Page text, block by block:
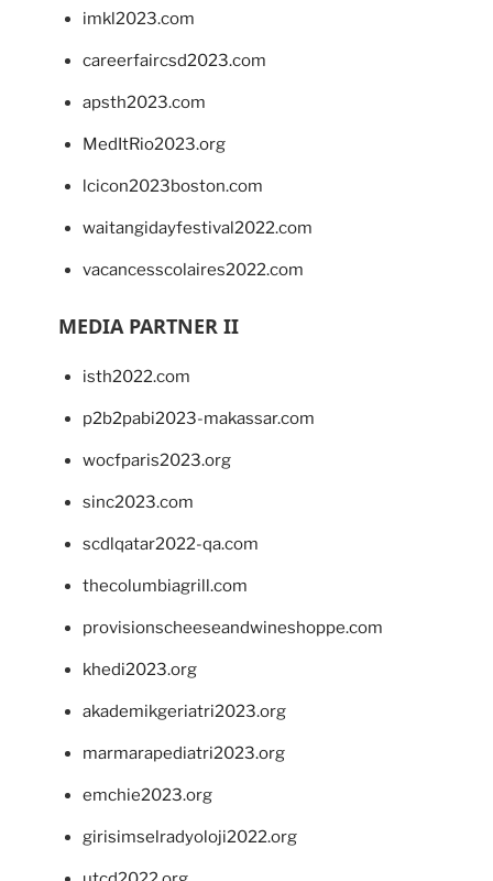
imkl2023.com
careerfaircsd2023.com
apsth2023.com
MedItRio2023.org
lcicon2023boston.com
waitangidayfestival2022.com
vacancesscolaires2022.com
MEDIA PARTNER II
isth2022.com
p2b2pabi2023-makassar.com
wocfparis2023.org
sinc2023.com
scdlqatar2022-qa.com
thecolumbiagrill.com
provisionscheeseandwineshoppe.com
khedi2023.org
akademikgeriatri2023.org
marmarapediatri2023.org
emchie2023.org
girisimselradyoloji2022.org